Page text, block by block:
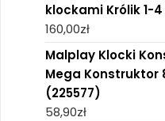
klockami Królik 1-
160,00zł
Malplay Klocki
Mega Konstruktor
(225577)
58,90zł